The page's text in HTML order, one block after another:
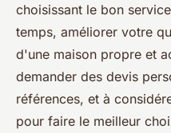
choisissant le bon
temps, améliorer votre
d'une maison propre et
demander des devis
références, et à
pour faire le meilleur